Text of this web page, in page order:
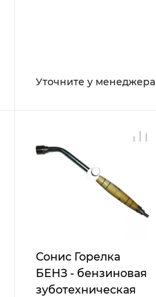
Уточните у менеджера
Сонис Горелка
БЕНЗ - бензиновая
зуботехническая